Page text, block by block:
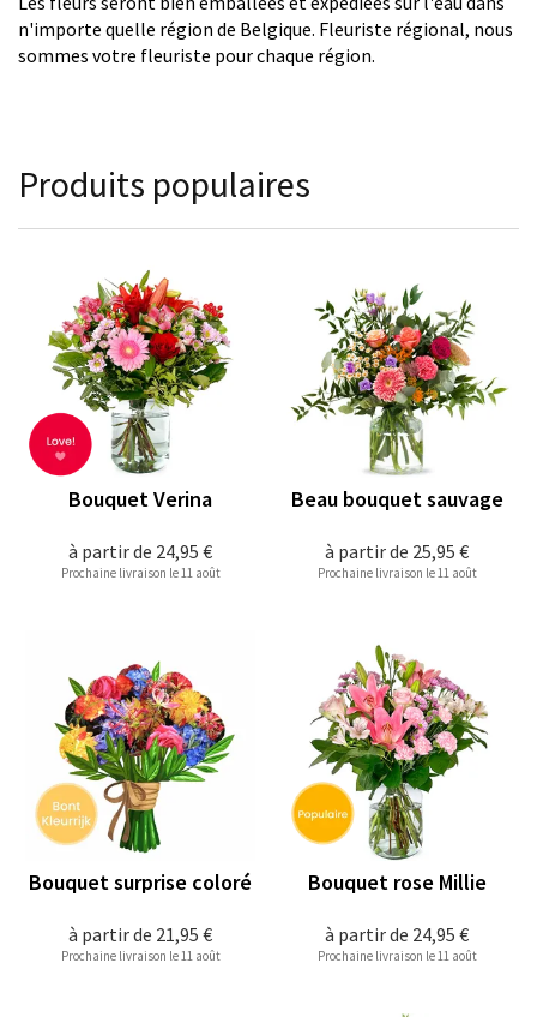
n'importe quelle région de Belgique. Fleuriste régional, nous
sommes votre fleuriste pour chaque région.
Produits populaires
à partir de 24,95 €
Bouquet Verina
Prochaine livraison le 11 août
à partir de 25,95 €
Beau bouquet sauvage
Prochaine livraison le 11 août
à partir de 21,95 €
Bouquet surprise coloré
Prochaine livraison le 11 août
à partir de 24,95 €
Bouquet rose Millie
Prochaine livraison le 11 août